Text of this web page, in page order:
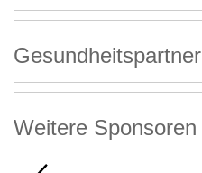
Gesundheitspartner
Weitere Sponsoren